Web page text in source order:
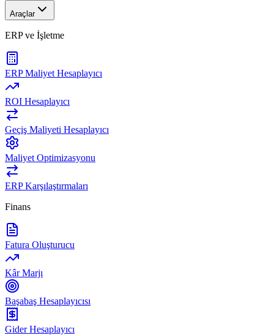
Araçlar
ERP ve İşletme
ERP Maliyet Hesaplayıcı
ROI Hesaplayıcı
Geçiş Maliyeti Hesaplayıcı
Maliyet Optimizasyonu
ERP Karşılaştırmaları
Finans
Fatura Oluşturucu
Kâr Marjı
Başabaş Hesaplayıcısı
Gider Hesaplayıcı